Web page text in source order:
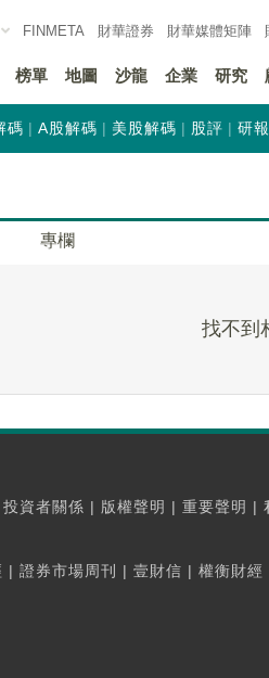
FINMETA 財華證券 財華媒體矩陣
榜單 地圖 沙龍 企業 研究
碼 A股解碼 美股解碼 股評 研報
專欄
找不到
投資者關係 | 版權聲明 | 重要聲明 |
| 證券市場周刊 | 壹財信 | 權衡財經